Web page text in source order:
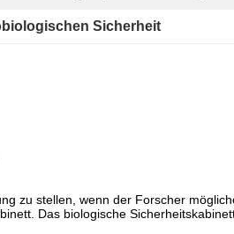
Sicherheit
zu stellen, wenn der Forscher
Das biologische